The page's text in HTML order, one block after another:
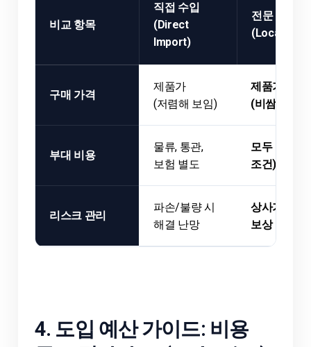
비교 항목
직접 수입
(Direct
Import)
전문 상사
(Local
구매 가격
제품가
(저렴해 보임)
제품가 + 마
(비쌈)
부대 비용
물류, 통관,
보험 별도
모두 포함
조건)
리스크 관리
파손/불량 시
해결 난망
상사가 책임
보상
4. 도입 예산 가이드: 비용